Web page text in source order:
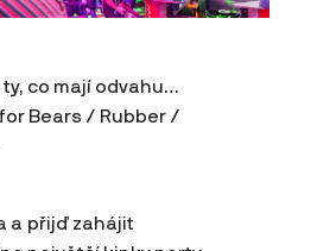
co mají odvahu…
Bears / Rubber /
a přijď zahájit